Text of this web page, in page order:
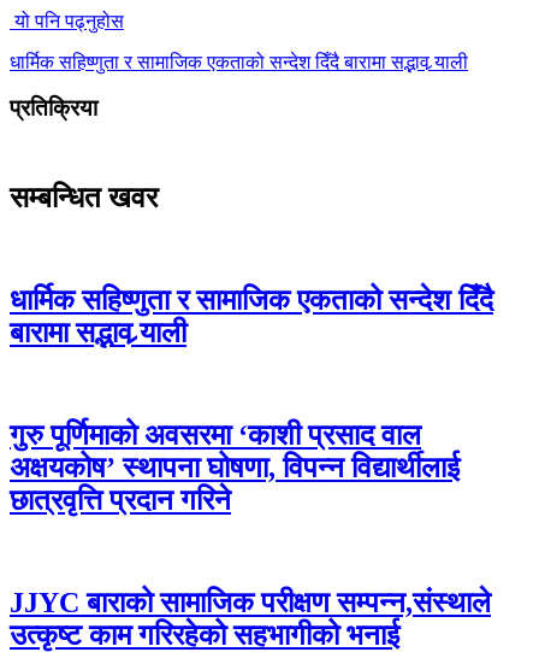
यो पनि पढ्नुहोस
धार्मिक सहिष्णुता र सामाजिक एकताको सन्देश दिँदै बारामा सद्भाव र्‍याली
प्रतिक्रिया
सम्बन्धित खवर
धार्मिक सहिष्णुता र सामाजिक एकताको सन्देश दिँदै
बारामा सद्भाव र्‍याली
गुरु पूर्णिमाको अवसरमा ‘काशी प्रसाद वाल
अक्षयकोष’ स्थापना घोषणा, विपन्न विद्यार्थीलाई
छात्रवृत्ति प्रदान गरिने
JJYC बाराको सामाजिक परीक्षण सम्पन्न,संस्थाले
उत्कृष्ट काम गरिरहेको सहभागीको भनाई